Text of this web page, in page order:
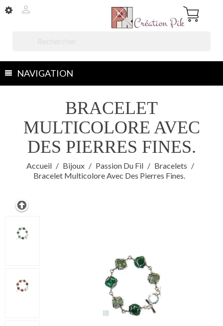


NAVIGATION
BRACELET
MULTICOLORE AVEC
DES PIERRES FINES.
Accueil Bijoux Passion Du Fil
Bracelets
Bracelet Multicolore Avec Des Pierres Fines.